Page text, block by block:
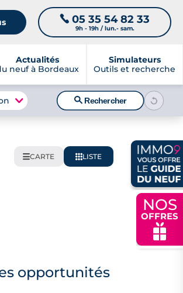
📞 05 35 54 82 33
9h - 19h / lun.- sam.
Actualités
neuf à Bordeaux
Simulateurs
Outils et recherche
NOS
OFFRES
🎁
🔍Rechercher
🌍CARTE 📋LISTE
opportunités